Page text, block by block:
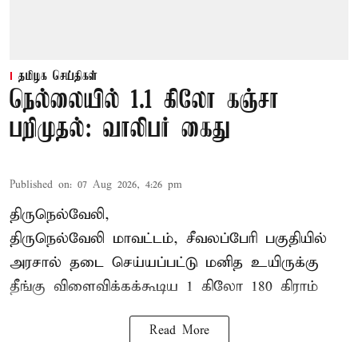
தமிழக செய்திகள்
நெல்லையில் 1.1 கிலோ கஞ்சா
பறிமுதல்: வாலிபர் கைது
Published on: 07 Aug 2026, 4:26 pm
திருநெல்வேலி,
திருநெல்வேலி மாவட்டம், சீவலப்பேரி பகுதியில்
அரசால் தடை செய்யப்பட்டு மனித உயிருக்கு
தீங்கு விளைவிக்கக்கூடிய 1 கிலோ 180 கிராம்
Read More